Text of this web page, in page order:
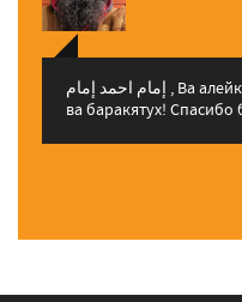
إمام احمد إمام , Ва алейкум ассалам ва рахматуЛлахи
ва баракятух! Спасибо